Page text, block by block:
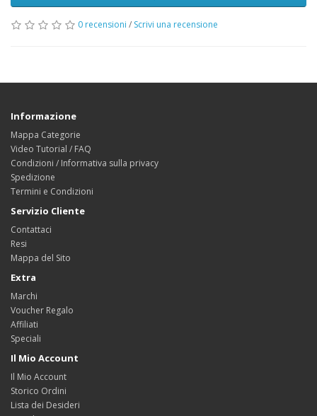
0 recensioni / Scrivi una recensione
Informazione
Mappa Categorie
Video Tutorial / FAQ
Condizioni / Informativa sulla privacy
Spedizione
Termini e Condizioni
Servizio Cliente
Contattaci
Resi
Mappa del Sito
Extra
Marchi
Voucher Regalo
Affiliati
Speciali
Il Mio Account
Il Mio Account
Storico Ordini
Lista dei Desideri